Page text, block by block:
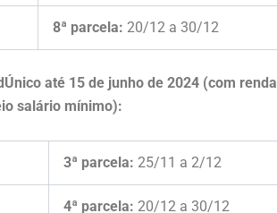
8ª parcela: 20/12 a 30/12
até 15 de junho de 2024 (com renda
salário mínimo):
3ª parcela: 25/11 a 2/12
4ª parcela: 20/12 a 30/12